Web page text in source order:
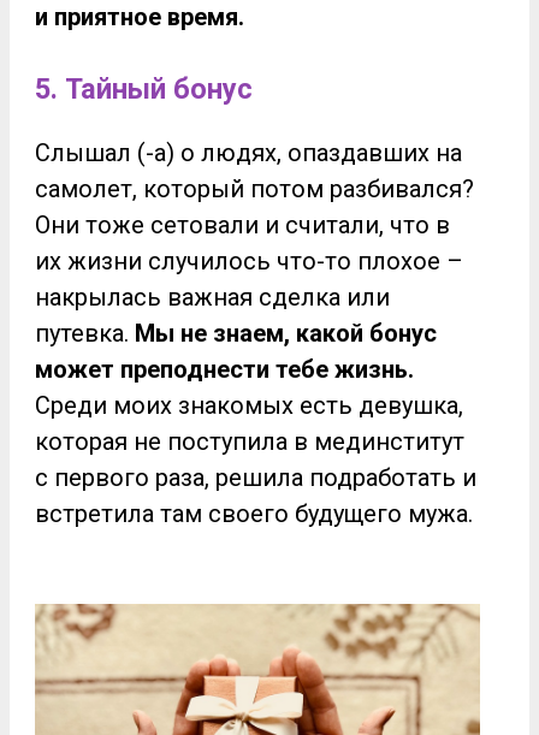
и приятное время.
5. Тайный бонус
Слышал (-а) о людях, опаздавших на
самолет, который потом разбивался?
Они тоже сетовали и считали, что в
их жизни случилось что-то плохое –
накрылась важная сделка или
путевка. Мы не знаем, какой бонус
может преподнести тебе жизнь.
Среди моих знакомых есть девушка,
которая не поступила в мединститут
с первого раза, решила подработать и
встретила там своего будущего мужа.